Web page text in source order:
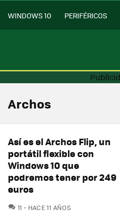
WINDOWS 10 PERIFÉRICOS
Archos
Así es el Archos Flip, un
portátil flexible con
Windows 10 que
podremos tener por 249
euros
11 COMENTARIOS
HACE 11 AÑOS